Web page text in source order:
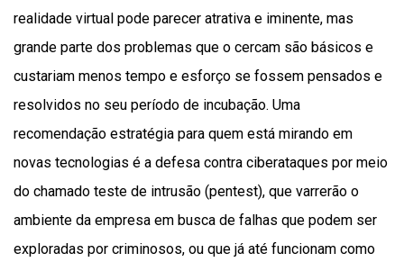
realidade virtual pode parecer atrativa e iminente, mas
grande parte dos problemas que o cercam são básicos e
custariam menos tempo e esforço se fossem pensados e
resolvidos no seu período de incubação. Uma
recomendação estratégia para quem está mirando em
novas tecnologias é a defesa contra ciberataques por meio
do chamado teste de intrusão (pentest), que varrerão o
ambiente da empresa em busca de falhas que podem ser
exploradas por criminosos, ou que já até funcionam como